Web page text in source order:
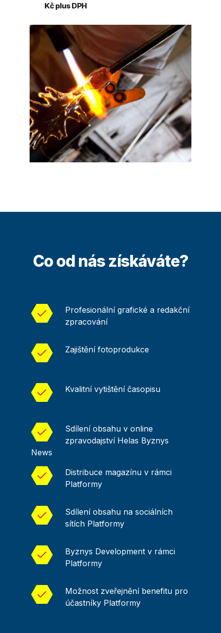
Kč plus DPH
Co od nás získáváte?
Profesionální grafické a redakční
zpracování
Zajištění fotoprodukce
Kvalitní vytištění časopisu
Sdílení obsahu v online
zpravodajství Helas Byznys
News
Distribuce magazínu v rámci
Platformy
Sdílení obsahu na sociálních
sítích Platformy
Byznys Development v rámci
Platformy
Možnost zveřejnění benefitu pro
účastníky Platformy